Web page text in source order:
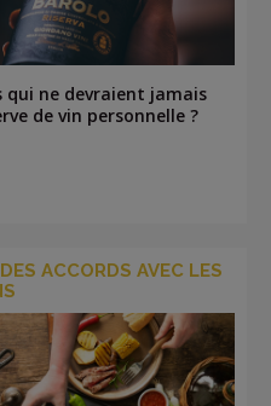
qui ne devraient jamais
de vin personnelle ?
ACCORDS AVEC LES